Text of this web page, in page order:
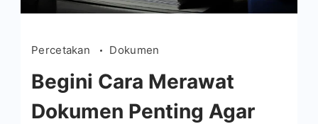
Percetakan Dokumen
Begini Cara Merawat
Dokumen Penting Agar